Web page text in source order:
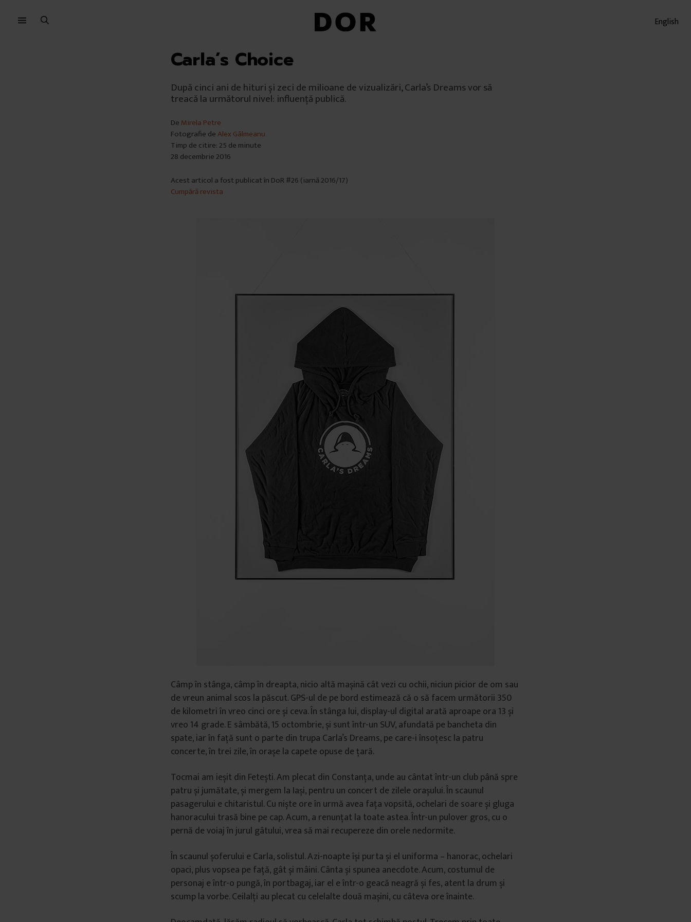
English
Carla’s Choice
După cinci ani de hituri și zeci de milioane de vizualizări, Carla’s Dreams vor să
treacă la următorul nivel: influență publică.
De Mirela Petre
Fotografie deAlex Gâlmeanu
Timp de citire: 25 de minute
28 decembrie 2016
Acest articol a fost publicat în DoR #26 (iarnă 2016/17)
Cumpără revista
Câmp în stânga, câmp în dreapta, nicio altă mașină cât vezi cu ochii, niciun picior de om sau
de vreun animal scos la păscut. GPS-ul de pe bord estimează că o să facem următorii 350
de kilometri în vreo cinci ore și ceva. În stânga lui, display-ul digital arată aproape ora 13 și
vreo 14 grade. E sâmbătă, 15 octombrie, și sunt într-un SUV, afundată pe bancheta din
spate, iar în față sunt o parte din trupa Carla’s Dreams, pe care-i însoțesc la patru
concerte, în trei zile, în orașe la capete opuse de țară.
Tocmai am ieșit din Fetești. Am plecat din Constanța, unde au cântat într-un club până spre
patru și jumătate, și mergem la Iași, pentru un concert de zilele orașului. În scaunul
pasagerului e chitaristul. Cu niște ore în urmă avea fața vopsită, ochelari de soare și gluga
hanoracului trasă bine pe cap. Acum, a renunțat la toate astea. Într-un pulover gros, cu o
pernă de voiaj în jurul gâtului, vrea să mai recupereze din orele nedormite.
În scaunul șoferului e Carla, solistul. Azi-noapte își purta și el uniforma – hanorac, ochelari
opaci, plus vopsea pe față, gât și mâini. Cânta și spunea anecdote. Acum, costumul de
personaj e într-o pungă, în portbagaj, iar el e într-o geacă neagră și fes, atent la drum și
scump la vorbe. Ceilalți au plecat cu celelalte două mașini, cu câteva ore înainte.